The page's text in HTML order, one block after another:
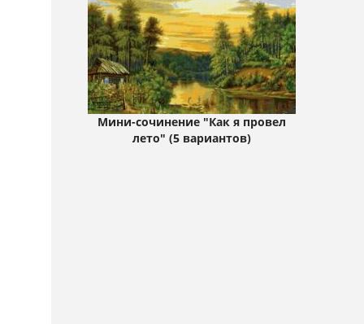
Мини-сочинение "Как я провел
лето" (5 вариантов)